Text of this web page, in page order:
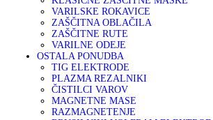
VARILSKE ROKAVICE
ZAŠČITNA OBLAČILA
ZAŠČITNE RUTE
VARILNE ODEJE
OSTALA PONUDBA
TIG ELEKTRODE
PLAZMA REZALNIKI
ČISTILCI VAROV
MAGNETNE MASE
RAZMAGNETENJE
O PODJETJU